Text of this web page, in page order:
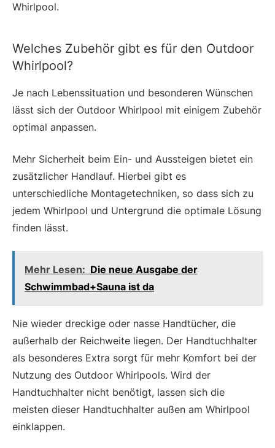
Whirlpool.
Welches Zubehör gibt es für den Outdoor
Whirlpool?
Je nach Lebenssituation und besonderen Wünschen
lässt sich der Outdoor Whirlpool mit einigem Zubehör
optimal anpassen.
Mehr Sicherheit beim Ein- und Aussteigen bietet ein
zusätzlicher Handlauf. Hierbei gibt es
unterschiedliche Montagetechniken, so dass sich zu
jedem Whirlpool und Untergrund die optimale Lösung
finden lässt.
Mehr Lesen: Die neue Ausgabe der
Schwimmbad+Sauna ist da
Nie wieder dreckige oder nasse Handtücher, die
außerhalb der Reichweite liegen. Der Handtuchhalter
als besonderes Extra sorgt für mehr Komfort bei der
Nutzung des Outdoor Whirlpools. Wird der
Handtuchhalter nicht benötigt, lassen sich die
meisten dieser Handtuchhalter außen am Whirlpool
einklappen.